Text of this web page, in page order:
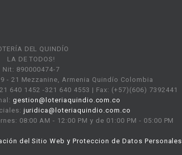
DEL QUINDÍO
LA DE TODOS!
Nit: 890000474-7
- 21 Mezzanine, Armenia Quindío Colombia
640 1452 -321 640 4553 | Fax: (+57)(606) 7392441
gestion@loteriaquindio.com.co
juridica@loteriaquindio.com.co
08:00 AM - 12:00 PM y de 01:00 PM - 05:00 PM
del Sitio Web y Proteccion de Datos Personales.